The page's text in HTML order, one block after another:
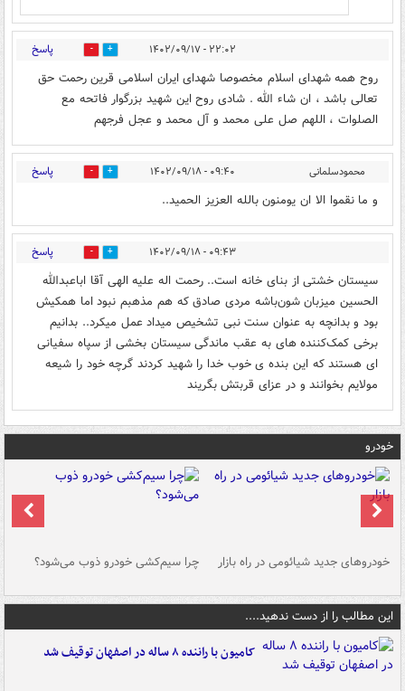
۲۲:۰۲ - ۱۴۰۲/۰۹/۱۷ 10 پاسخ
روح همه شهدای اسلام مخصوصا شهدای ایران اسلامی قرین رحمت حق
تعالی باشد ، ان شاء الله . شادی روح این شهید بزرگوار فاتحه مع
الصلوات ، اللهم صل علی محمد و آل محمد و عجل فرجهم
محمودسلمانی ۰۹:۴۰ - ۱۴۰۲/۰۹/۱۸ 0 پاسخ
و ما نقموا الا ان یومنون بالله العزیز الحمید..‌
۰۹:۴۳ - ۱۴۰۲/۰۹/۱۸ 4 پاسخ
سیستان خشتی از بنای خانه است.‌. رحمت اله علیه الهی آقا اباعبدالله
الحسین میزبان شون‌باشه مردی صادق که هم مذهبم نبود اما همکیش
بود و بدانچه به عنوان سنت نبی تشخیص میداد عمل میکرد.. بدانیم
برخی کمک‌کننده های به عقب ماندگی سیستان بخشی از سپاه سفیانی
ای هستند که این بنده ی خوب خدا را شهید کردند گرچه خود را شیعه
مولایم بخوانند و در عزای قربتش بگریند
خودرو
خودروهای جدید شیائومی در راه بازار چرا سیم‌کشی خودرو ذوب می‌شود؟
این مطالب را از دست ندهید....
کامیون با راننده ۸ ساله در اصفهان توقیف شد